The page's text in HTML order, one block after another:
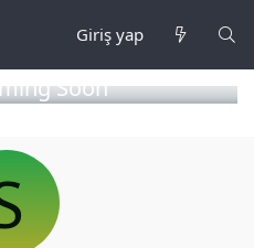
Giriş yap
Soon